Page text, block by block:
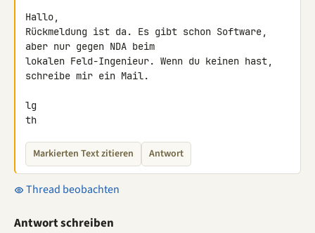
Hallo,
Rückmeldung ist da. Es gibt schon Software,
aber nur gegen NDA beim
lokalen Feld-Ingenieur. Wenn du keinen hast,
schreibe mir ein Mail.
lg
th
Markierten Text zitieren Antwort
Thread beobachten
Antwort schreiben